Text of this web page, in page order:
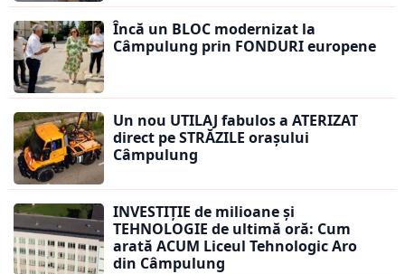
Încă un BLOC modernizat la
Câmpulung prin FONDURI europene
Un nou UTILAJ fabulos a ATERIZAT
direct pe STRĂZILE orașului
Câmpulung
INVESTIȚIE de milioane și
TEHNOLOGIE de ultimă oră: Cum
arată ACUM Liceul Tehnologic Aro
din Câmpulung